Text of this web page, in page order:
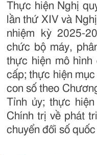
Thực hiện Nghị
lần thứ XIV và
nhiệm kỳ 2025-
chức bộ máy,
thực hiện mô hình
cấp; thực hiện
con số theo
Tỉnh ủy; thực
Chính trị về phát
chuyển đổi số